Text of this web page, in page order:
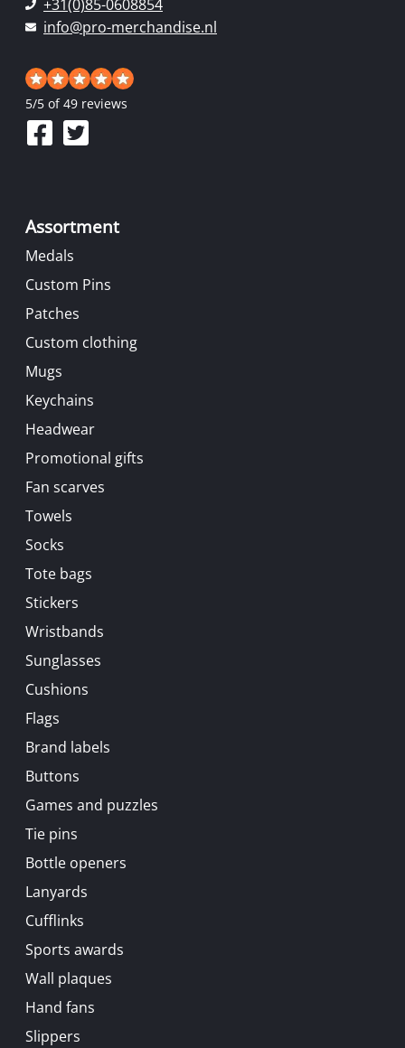
+31(0)85-0608854
info@pro-merchandise.nl
5/5 of 49 reviews
Assortment
Medals
Custom Pins
Patches
Custom clothing
Mugs
Keychains
Headwear
Promotional gifts
Fan scarves
Towels
Socks
Tote bags
Stickers
Wristbands
Sunglasses
Cushions
Flags
Brand labels
Buttons
Games and puzzles
Tie pins
Bottle openers
Lanyards
Cufflinks
Sports awards
Wall plaques
Hand fans
Slippers